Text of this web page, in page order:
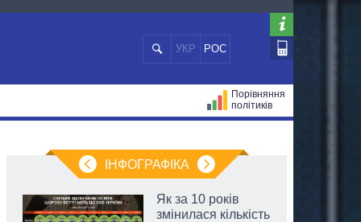
УКР РОС
Порівняння
політиків
ІНФОГРАФІКА
Як за 10 років
змінилася кількість